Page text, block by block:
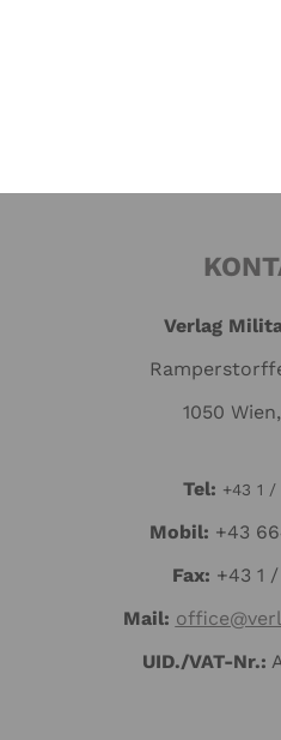
Verlag
1050
Tel: +43 1
Mobil: +43
Fax: +43 1
Mail:
UID./VAT-Nr.: